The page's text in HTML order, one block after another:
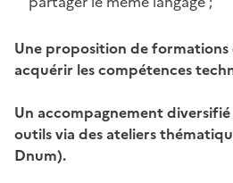
Une proposition de formations
acquérir les compétences
Un accompagnement
outils via des ateliers
Dnum).